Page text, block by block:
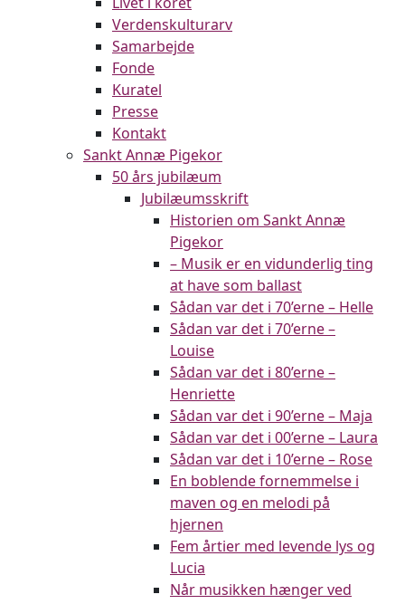
Verdenskulturarv
Samarbejde
Fonde
Kuratel
Presse
Kontakt
Sankt Annæ Pigekor
50 års jubilæum
Jubilæumsskrift
Historien om Sankt Annæ
Pigekor
– Musik er en vidunderlig ting
at have som ballast
Sådan var det i 70’erne – Helle
Sådan var det i 70’erne –
Louise
Sådan var det i 80’erne –
Henriette
Sådan var det i 90’erne – Maja
Sådan var det i 00’erne – Laura
Sådan var det i 10’erne – Rose
En boblende fornemmelse i
maven og en melodi på
hjernen
Fem årtier med levende lys og
Lucia
Når musikken hænger ved